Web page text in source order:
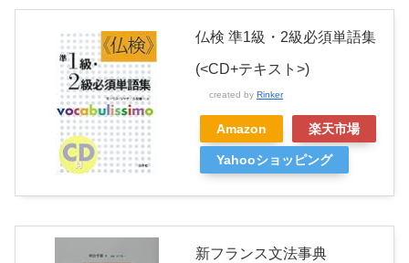
仏検 準1級・2級必須単語集
(<CD+テキスト>)
created by Rinker
Amazon 楽天市場
Yahooショッピング
新フランス文法事典